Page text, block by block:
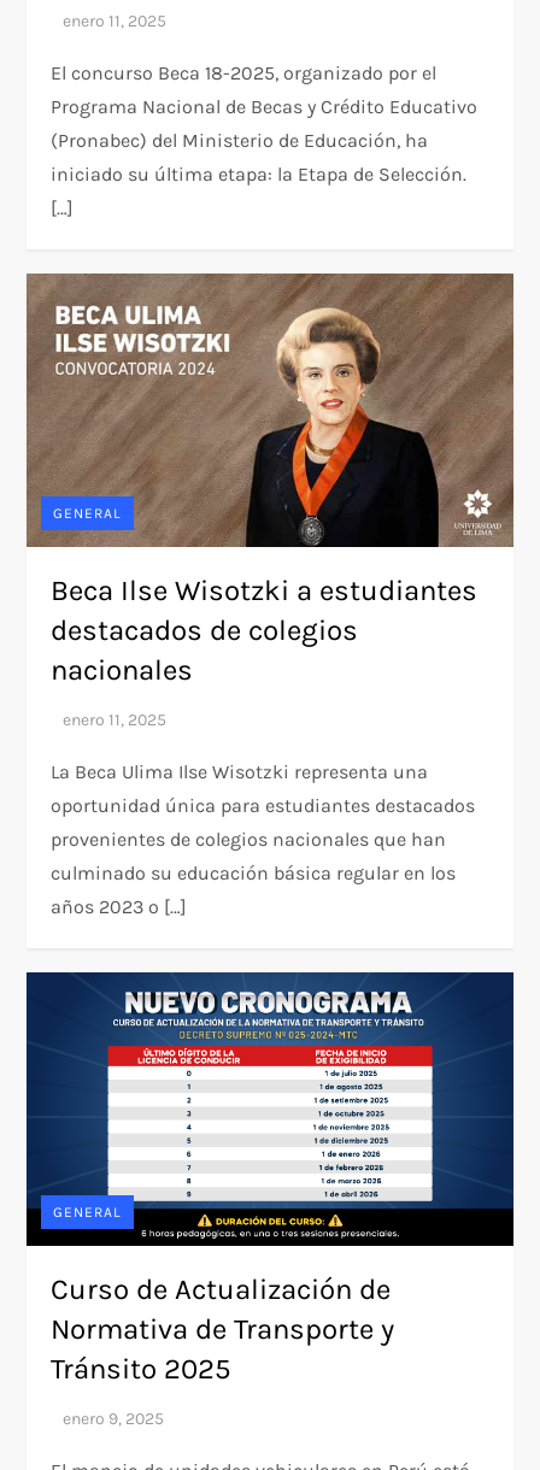
El concurso Beca 18-2025, organizado por el
Programa Nacional de Becas y Crédito Educativo
(Pronabec) del Ministerio de Educación, ha
iniciado su última etapa: la Etapa de Selección.
[…]
GENERAL
Beca Ilse Wisotzki a estudiantes
destacados de colegios
nacionales
La Beca Ulima Ilse Wisotzki representa una
oportunidad única para estudiantes destacados
provenientes de colegios nacionales que han
culminado su educación básica regular en los
años 2023 o […]
GENERAL
Curso de Actualización de
Normativa de Transporte y
Tránsito 2025